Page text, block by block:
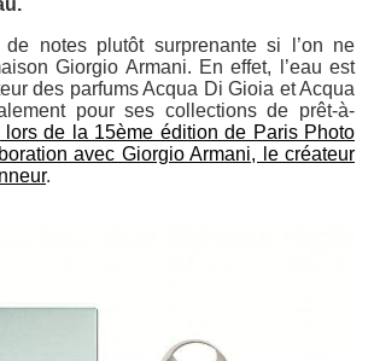
de notes plutôt surprenante si l’on ne
Giorgio Armani. En effet, l’eau est
des parfums Acqua Di Gioia et Acqua
pour ses collections de prêt-à-
lors de la 15ème édition de Paris Photo
avec Giorgio Armani, le créateur
.